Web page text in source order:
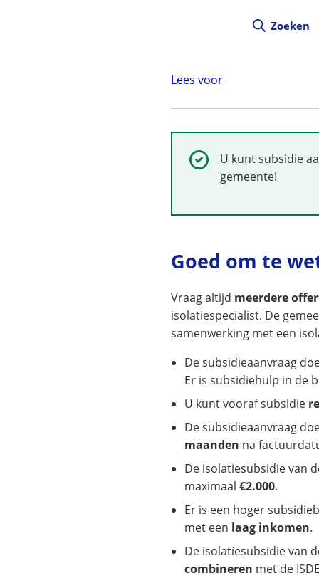
Zoeken
Lees voor
Succesvol:
U kunt subsidie
gemeente!
Goed om te
Vraag altijd meerdere
isolatiespecialist. De
samenwerking met een
De subsidieaanvraag
Er is subsidiehulp in de
U kunt vooraf subsidie
De subsidieaanvraag
maanden na
De isolatiesubsidie van
maximaal€2.000.
Er is een hoger
met een laag inkomen.
De isolatiesubsidie van
combineren met de